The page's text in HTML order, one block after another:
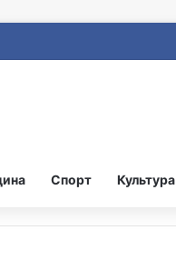
Спорт Культура